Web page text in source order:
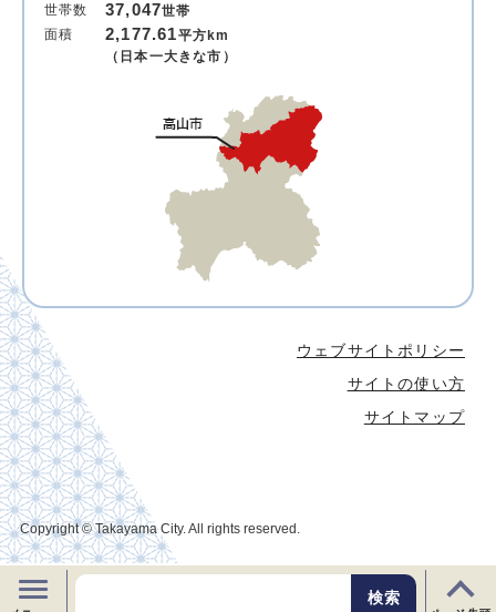
世帯数
37,047世帯
面積
2,177.61平方km
（日本一大きな市）
ウェブサイトポリシー
サイトの使い方
サイトマップ
Copyright © Takayama City. All rights reserved.